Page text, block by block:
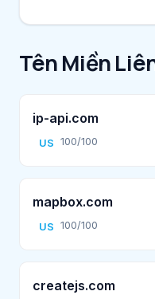
Tên Miền
ip-api.com
US 100/100
mapbox.com
US 100/100
createjs.com